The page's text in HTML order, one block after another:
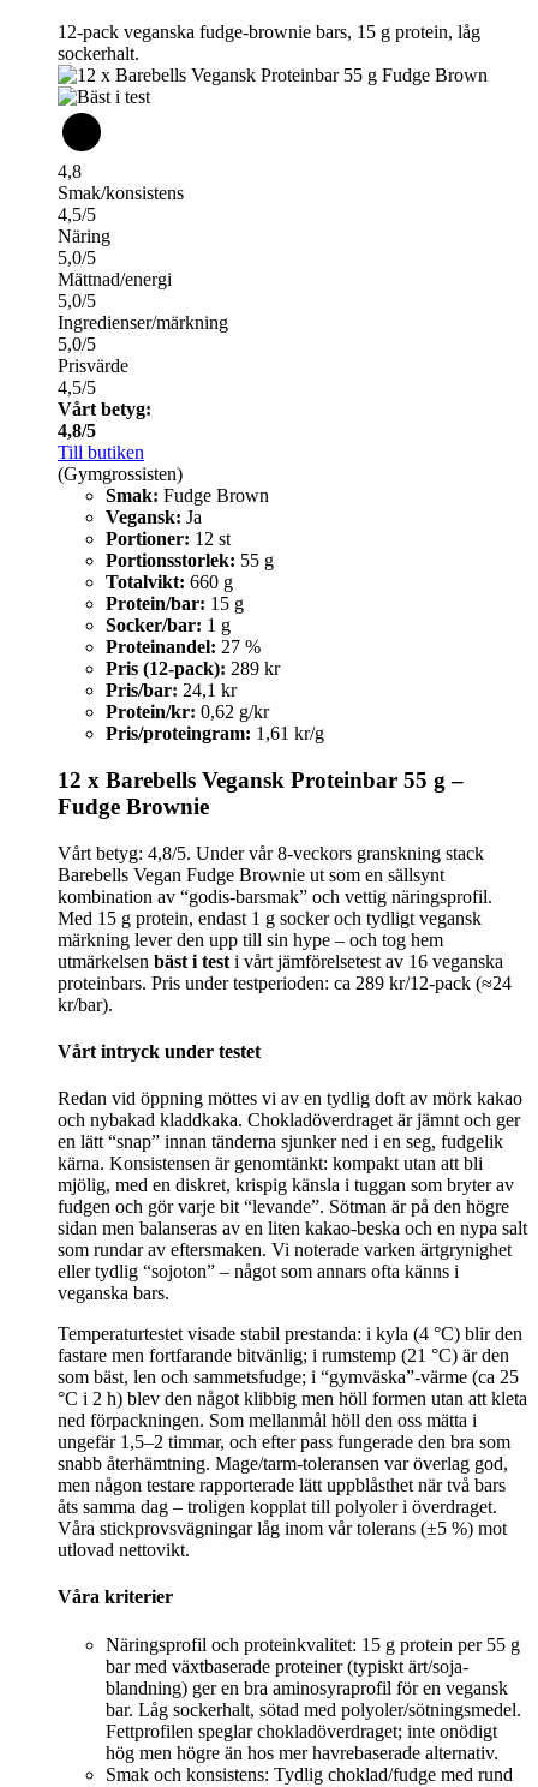
12-pack veganska fudge-brownie bars, 15 g protein, låg
sockerhalt.
4,8
Smak/konsistens
4,5/5
Näring
5,0/5
Mättnad/energi
5,0/5
Ingredienser/märkning
5,0/5
Prisvärde
4,5/5
Vårt betyg:
4,8/5
Till butiken
(Gymgrossisten)
Smak: Fudge Brown
Vegansk: Ja
Portioner: 12 st
Portionsstorlek: 55 g
Totalvikt: 660 g
Protein/bar: 15 g
Socker/bar: 1 g
Proteinandel: 27 %
Pris (12-pack): 289 kr
Pris/bar: 24,1 kr
Protein/kr: 0,62 g/kr
Pris/proteingram: 1,61 kr/g
12 x Barebells Vegansk Proteinbar 55 g –
Fudge Brownie
Vårt betyg: 4,8/5. Under vår 8‑veckors granskning stack
Barebells Vegan Fudge Brownie ut som en sällsynt
kombination av “godis-barsmak” och vettig näringsprofil.
Med 15 g protein, endast 1 g socker och tydligt vegansk
märkning lever den upp till sin hype – och tog hem
utmärkelsen bäst i test i vårt jämförelsetest av 16 veganska
proteinbars. Pris under testperioden: ca 289 kr/12‑pack (≈24
kr/bar).
Vårt intryck under testet
Redan vid öppning möttes vi av en tydlig doft av mörk kakao
och nybakad kladdkaka. Chokladöverdraget är jämnt och ger
en lätt “snap” innan tänderna sjunker ned i en seg, fudgelik
kärna. Konsistensen är genomtänkt: kompakt utan att bli
mjölig, med en diskret, krispig känsla i tuggan som bryter av
fudgen och gör varje bit “levande”. Sötman är på den högre
sidan men balanseras av en liten kakao‑beska och en nypa salt
som rundar av eftersmaken. Vi noterade varken ärtgrynighet
eller tydlig “sojoton” – något som annars ofta känns i
veganska bars.
Temperaturtestet visade stabil prestanda: i kyla (4 °C) blir den
fastare men fortfarande bitvänlig; i rumstemp (21 °C) är den
som bäst, len och sammetsfudge; i “gymväska”-värme (ca 25
°C i 2 h) blev den något klibbig men höll formen utan att kleta
ned förpackningen. Som mellanmål höll den oss mätta i
ungefär 1,5–2 timmar, och efter pass fungerade den bra som
snabb återhämtning. Mage/tarm-toleransen var överlag god,
men någon testare rapporterade lätt uppblåsthet när två bars
åts samma dag – troligen kopplat till polyoler i överdraget.
Våra stickprovsvägningar låg inom vår tolerans (±5 %) mot
utlovad nettovikt.
Våra kriterier
Näringsprofil och proteinkvalitet: 15 g protein per 55 g
bar med växtbaserade proteiner (typiskt ärt/soja-
blandning) ger en bra aminosyraprofil för en vegansk
bar. Låg sockerhalt, sötad med polyoler/sötningsmedel.
Fettprofilen speglar chokladöverdraget; inte onödigt
hög men högre än hos mer havrebaserade alternativ.
Smak och konsistens: Tydlig choklad/fudge med rund